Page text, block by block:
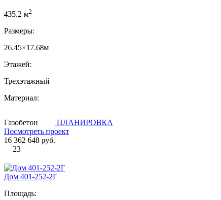
435.2 м2
Размеры:
26.45×17.68м
Этажей:
Трехэтажный
Материал:
Газобетон
ПЛАНИРОВКА
Посмотреть проект
16 362 648 руб.
23
Дом 401-252-2Г
Площадь: